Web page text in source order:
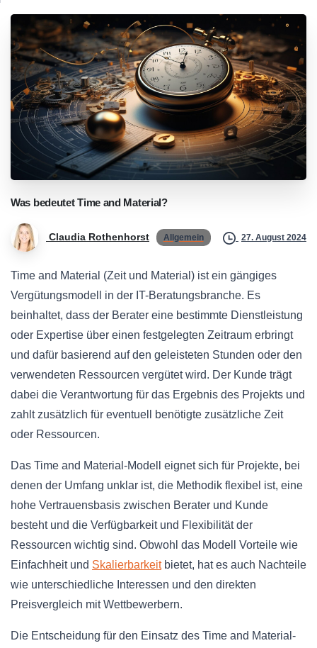
Was bedeutet Time and Material?
Claudia Rothenhorst Allgemein 27. August 2024
Time and Material (Zeit und Material) ist ein gängiges
Vergütungsmodell in der IT-Beratungsbranche. Es
beinhaltet, dass der Berater eine bestimmte Dienstleistung
oder Expertise über einen festgelegten Zeitraum erbringt
und dafür basierend auf den geleisteten Stunden oder den
verwendeten Ressourcen vergütet wird. Der Kunde trägt
dabei die Verantwortung für das Ergebnis des Projekts und
zahlt zusätzlich für eventuell benötigte zusätzliche Zeit
oder Ressourcen.
Das Time and Material-Modell eignet sich für Projekte, bei
denen der Umfang unklar ist, die Methodik flexibel ist, eine
hohe Vertrauensbasis zwischen Berater und Kunde
besteht und die Verfügbarkeit und Flexibilität der
Ressourcen wichtig sind. Obwohl das Modell Vorteile wie
Einfachheit und Skalierbarkeitbietet, hat es auch Nachteile
wie unterschiedliche Interessen und den direkten
Preisvergleich mit Wettbewerbern.
Die Entscheidung für den Einsatz des Time and Material-